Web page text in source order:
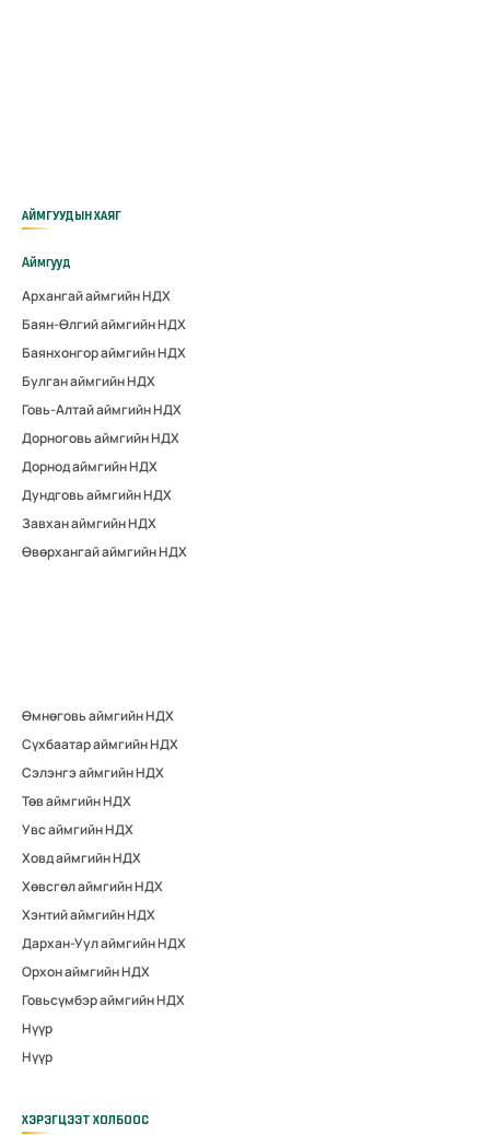
АЙМГУУДЫН ХАЯГ
Аймгууд
Архангай аймгийн НДХ
Баян-Өлгий аймгийн НДХ
Баянхонгор аймгийн НДХ
Булган аймгийн НДХ
Говь-Алтай аймгийн НДХ
Дорноговь аймгийн НДХ
Дорнод аймгийн НДХ
Дундговь аймгийн НДХ
Завхан аймгийн НДХ
Өвөрхангай аймгийн НДХ
Өмнөговь аймгийн НДХ
Сүхбаатар аймгийн НДХ
Сэлэнгэ аймгийн НДХ
Төв аймгийн НДХ
Увс аймгийн НДХ
Ховд аймгийн НДХ
Хөвсгөл аймгийн НДХ
Хэнтий аймгийн НДХ
Дархан-Уул аймгийн НДХ
Орхон аймгийн НДХ
Говьсүмбэр аймгийн НДХ
Нүүр
Нүүр
ХЭРЭГЦЭЭТ ХОЛБООС